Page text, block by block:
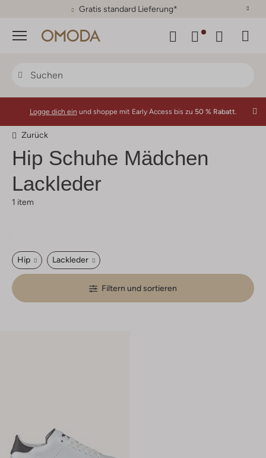
30 Tage Rückgaberecht
Menü
Logge dich ein und shoppe mit Early Access bis zu 50 % Rabatt.
Zurück
Hip Schuhe Mädchen
Lackleder
1 item
Hip Lackleder
Filtern und sortieren